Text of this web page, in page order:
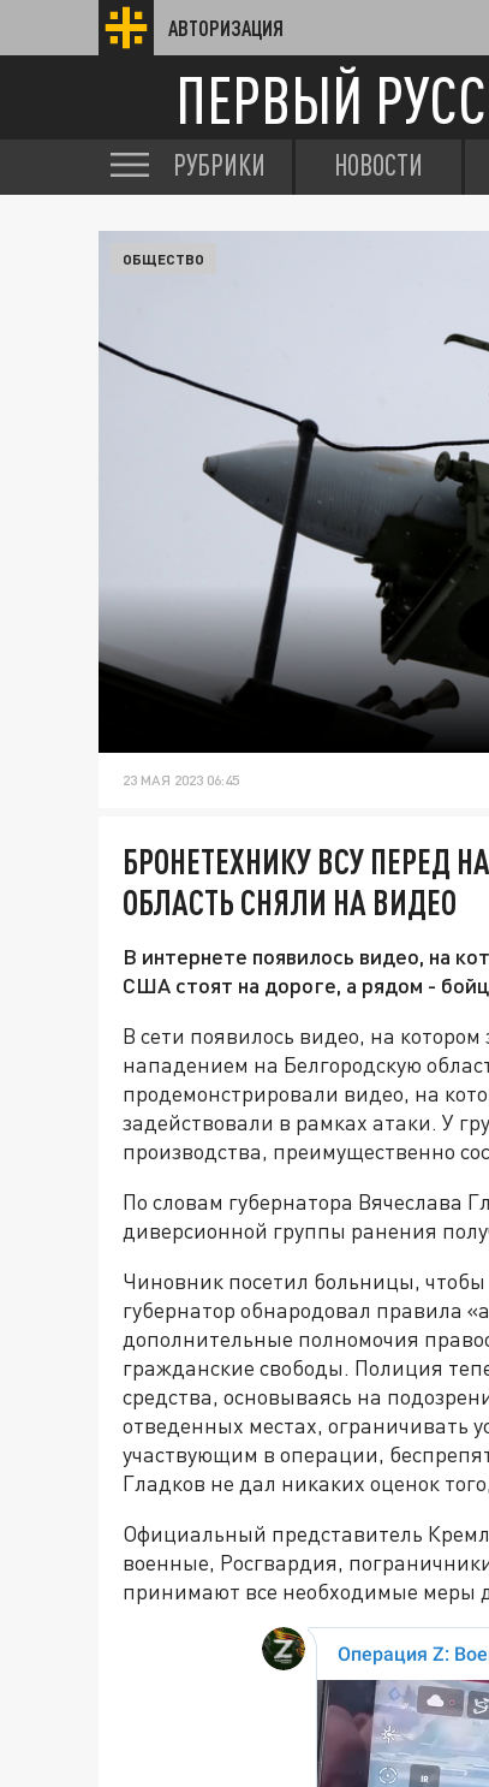
АВТОРИЗАЦИЯ
ПЕРВЫЙ
РУБРИКИ НОВОСТИ
ОБЩЕСТВО
23 МАЯ 2023 06:45
БРОНЕТЕХНИКУ ВСУ ПЕРЕД
ОБЛАСТЬ СНЯЛИ НА ВИДЕО
В интернете появилось видео, на
США стоят на дороге, а рядом -
В сети появилось видео, на
нападением на Белгородскую
продемонстрировали видео, на
задействовали в рамках атаки. У
производства, преимущественно
По словам губернатора Вячеслава
диверсионной группы ранения
Чиновник посетил больницы,
губернатор обнародовал правила
дополнительные полномочия
гражданские свободы. Полиция
средства, основываясь на
отведенных местах, ограничивать
участвующим в операции,
Гладков не дал никаких оценок
Официальный представитель
военные, Росгвардия,
принимают все необходимые меры